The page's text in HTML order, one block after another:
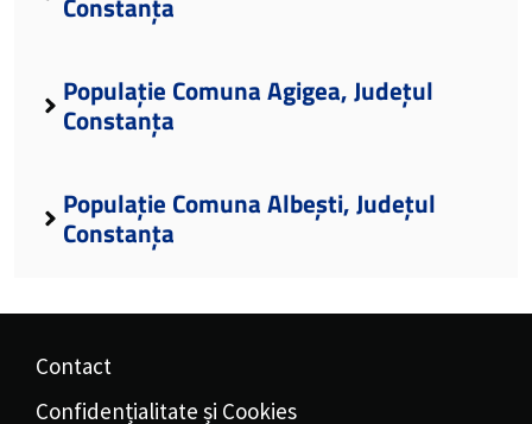
Populație Comuna Agigea, Județul
Constanța
Populație Comuna Albești, Județul
Constanța
Contact
Confidențialitate și Cookies